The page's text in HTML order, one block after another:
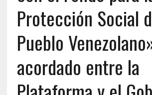
Protección Social
Pueblo
acordado entre la